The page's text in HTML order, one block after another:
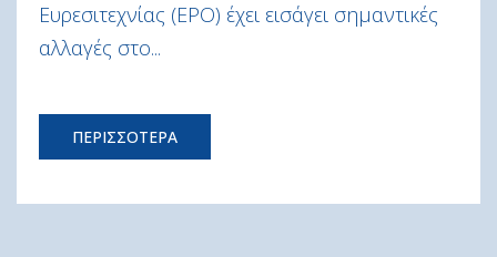
Ευρεσιτεχνίας (EPO) έχει εισάγει σημαντικές
αλλαγές στο...
ΠΕΡΙΣΣΟΤΕΡΑ